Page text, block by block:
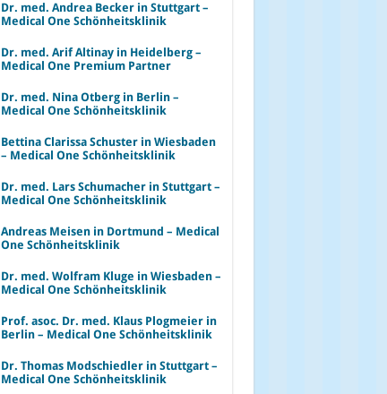
Dr. med. Andrea Becker in Stuttgart –
Medical One Schönheitsklinik
Dr. med. Arif Altinay in Heidelberg –
Medical One Premium Partner
Dr. med. Nina Otberg in Berlin –
Medical One Schönheitsklinik
Bettina Clarissa Schuster in Wiesbaden
– Medical One Schönheitsklinik
Dr. med. Lars Schumacher in Stuttgart –
Medical One Schönheitsklinik
Andreas Meisen in Dortmund – Medical
One Schönheitsklinik
Dr. med. Wolfram Kluge in Wiesbaden –
Medical One Schönheitsklinik
Prof. asoc. Dr. med. Klaus Plogmeier in
Berlin – Medical One Schönheitsklinik
Dr. Thomas Modschiedler in Stuttgart –
Medical One Schönheitsklinik